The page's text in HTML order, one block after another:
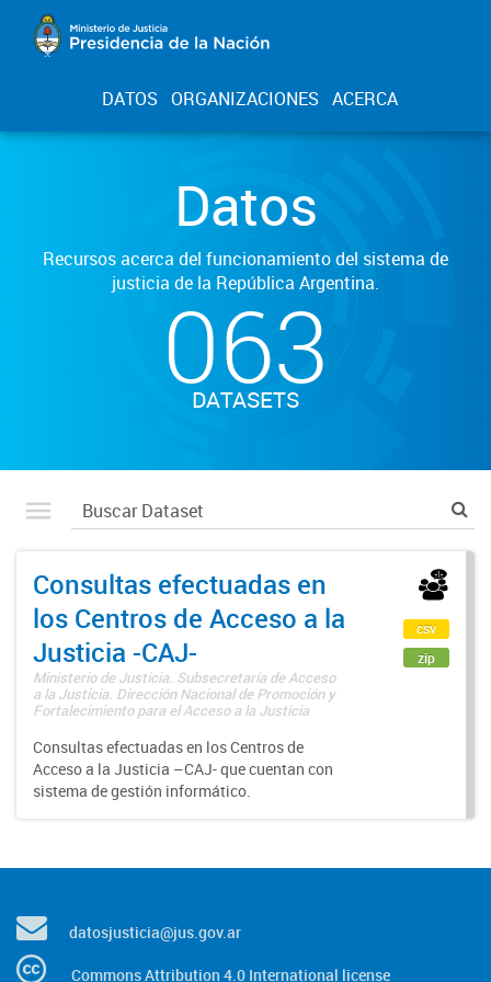
DATOS ORGANIZACIONES ACERCA
Datos
Recursos acerca del funcionamiento del sistema de
justicia de la República Argentina.
063
DATASETS
Consultas efectuadas en
los Centros de Acceso a la
Justicia -CAJ-
Ministerio de Justicia. Subsecretaría de Acceso
a la Justicia. Dirección Nacional de Promoción y
Fortalecimiento para el Acceso a la Justicia
Consultas efectuadas en los Centros de
Acceso a la Justicia –CAJ- que cuentan con
sistema de gestión informático.
csv
zip
datosjusticia@jus.gov.ar
Commons Attribution 4.0 International license